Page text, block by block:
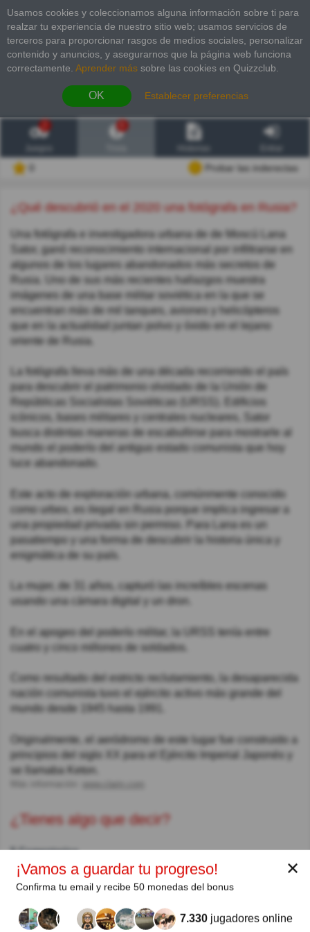
Usamos cookies y coleccionamos alguna información sobre ti para
realzar tu experiencia de nuestro sitio web; usamos servicios de
terceros para proporcionar rasgos de medios sociales, personalizar
contenido y anuncios, y asegurarnos que la página web funciona
correctamente. Aprender más sobre las cookies en Quizzclub.
OK Establecer preferencias
2
Probar las inderectas
¿Qué descubrió en el 2020 una fotógrafa en Rusia?
Una fotógrafa e investigadora urbana de de Moscú Lana
Sator, ganó reconocimiento internacional por infiltrarse en
algunos de los lugares abandonados más secretos de
Rusia. Uno de sus más recientes hallazgos muestra
imágenes de una base militar soviética en la que se
encuentran más de mil tanques, aviones y helicópteros
que en la actualidad juntan polvo y óxido en el lejano
oriente de Rusia.
La fotógrafa lleva más de una década recorriendo el país
para descubrir el patrimonio olvidado de la Unión de
Repúblicas Socialistas Soviéticas (URSS). Edificios
icónicos, bases militares y centrales nucleares, Sator
busca distintas maneras de escabullirse para mostrarle al
mundo el poderío del antiguo estado comunista que hoy
luce abandonado.
Este acto de exploración urbana, comúnmente conocido
como urbex, es ilegal en Rusia porque implica ingresar a
una propiedad privada sin permiso. Para Lana es un
pasatiempo y una forma de descubrir la historia única y
enigmática de su país.
La mujer, de 31 años, capturó las increíbles escenas
usando una cámara digital y un dron.
En el apogeo del poderío militar, la URSS tenía entre
cuatro y cinco millones de soldados.
Como resultado del estricto reclutamiento, la desaparecida
nación comunista tuvo el ejército activo más grande del
mundo desde 1945 hasta 1991.
Originalmente, el aeródromo de este lugar fue construido a
principios del siglo XX para el Ejército Imperial Japonés y
se llamaba Keton.
www.clarin.com
¿Tienes algo que decir?
5 Comentarios
Hace 3año(s)
Esta mal echa la pregunta
Jorge Tejada Hace 4año(s)
✕
¡Vamos a guardar tu progreso!
Confirma tu email y recibe 50 monedas del bonus
7.330 jugadores online